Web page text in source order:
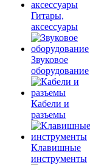
Гитары,
аксессуары
Звуковое
оборудование
Кабели и
разъемы
Клавишные
инструменты